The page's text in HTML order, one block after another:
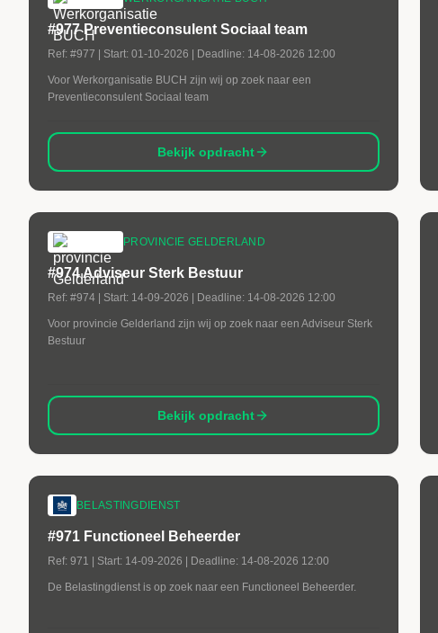
#977 Preventieconsulent Sociaal team
Ref: #977 | Start: 01-10-2026 | Deadline: 14-08-2026 12:00
Voor Werkorganisatie BUCH zijn wij op zoek naar een
Preventieconsulent Sociaal team
Bekijk opdracht
PROVINCIE GELDERLAND
#974 Adviseur Sterk Bestuur
Ref: #974 | Start: 14-09-2026 | Deadline: 14-08-2026 12:00
Voor provincie Gelderland zijn wij op zoek naar een Adviseur Sterk
Bestuur
Bekijk opdracht
BELASTINGDIENST
#971 Functioneel Beheerder
Ref: 971 | Start: 14-09-2026 | Deadline: 14-08-2026 12:00
De Belastingdienst is op zoek naar een Functioneel Beheerder.